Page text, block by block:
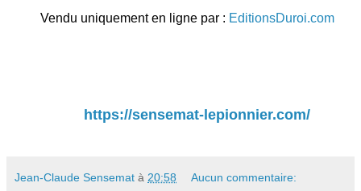
Vendu uniquement en ligne par : EditionsDuroi.com
https://sensemat-lepionnier.com/
Jean-Claude Sensemat à 20:58 Aucun commentaire: